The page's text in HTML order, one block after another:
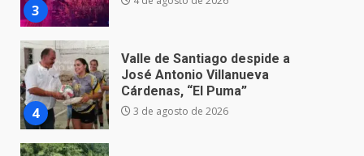
4
5
Hombre pierde la vida en
tabiquera
31 de julio de 2026